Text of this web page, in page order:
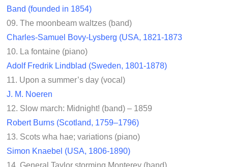
Band (founded in 1854)
09. The moonbeam waltzes (band)
Charles-Samuel Bovy-Lysberg (USA, 1821-1873
10. La fontaine (piano)
Adolf Fredrik Lindblad (Sweden, 1801-1878)
11. Upon a summer’s day (vocal)
J. M. Noeren
12. Slow march: Midnight! (band) – 1859
Robert Burns (Scotland, 1759–1796)
13. Scots wha hae; variations (piano)
Simon Knaebel (USA, 1806-1890)
14. General Taylor storming Monterey (band)